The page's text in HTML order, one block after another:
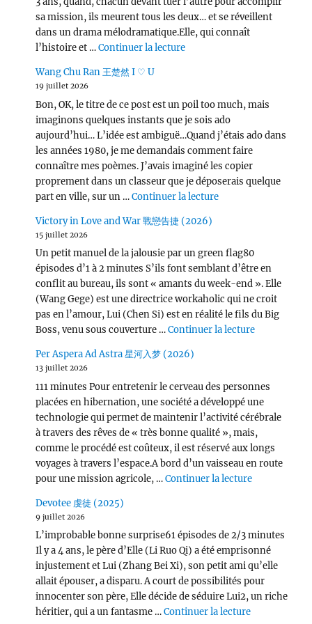
sa mission, ils meurent tous les deux… et se réveillent
dans un drama mélodramatique.Elle, qui connaît
l’histoire et …Continuer la lecturede « Love, Lies, and Spies
Wang Chu Ran 王楚然 I ♡ U
19 juillet 2026
Bon, OK, le titre de ce post est un poil too much, mais
imaginons quelques instants que je sois ado
aujourd’hui… L’idée est ambiguë…Quand j’étais ado dans
les années 1980, je me demandais comment faire
connaître mes poèmes. J’avais imaginé les copier
proprement dans un classeur que je déposerais quelque
part en ville, sur un …Continuer la lecturede « Wang Chu Ran
Victory in Love and War 戰戀告捷 (2026)
15 juillet 2026
Un petit manuel de la jalousie par un green flag80
épisodes d’1 à 2 minutes S’ils font semblant d’être en
conflit au bureau, ils sont « amants du week-end ». Elle
(Wang Gege) est une directrice workaholic qui ne croit
pas en l’amour, Lui (Chen Si) est en réalité le fils du Big
Boss, venu sous couverture …Continuer la lecturede « Victory
Per Aspera Ad Astra 星河入梦 (2026)
13 juillet 2026
111 minutes Pour entretenir le cerveau des personnes
placées en hibernation, une société a développé une
technologie qui permet de maintenir l’activité cérébrale
à travers des rêves de « très bonne qualité », mais,
comme le procédé est coûteux, il est réservé aux longs
voyages à travers l’espace.A bord d’un vaisseau en route
pour une mission agricole, …Continuer la lecturede « Per
Devotee 虔徒 (2025)
9 juillet 2026
L’improbable bonne surprise61 épisodes de 2/3 minutes
Il y a 4 ans, le père d’Elle (Li Ruo Qi) a été emprisonné
injustement et Lui (Zhang Bei Xi), son petit ami qu’elle
allait épouser, a disparu. A court de possibilités pour
innocenter son père, Elle décide de séduire Lui2, un riche
héritier, qui a un fantasme …Continuer la lecturede « Devotee